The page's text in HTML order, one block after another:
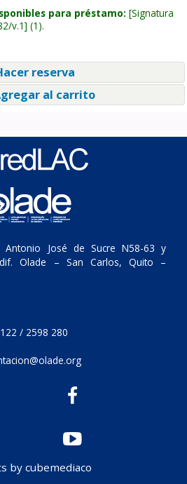
para préstamo: Signatura
v.1 (1).
reserva
al carrito
Antonio José de Sucre N58-63 y
Olade – San Carlos, Quito –
/ 2598 280
by cubemediaco